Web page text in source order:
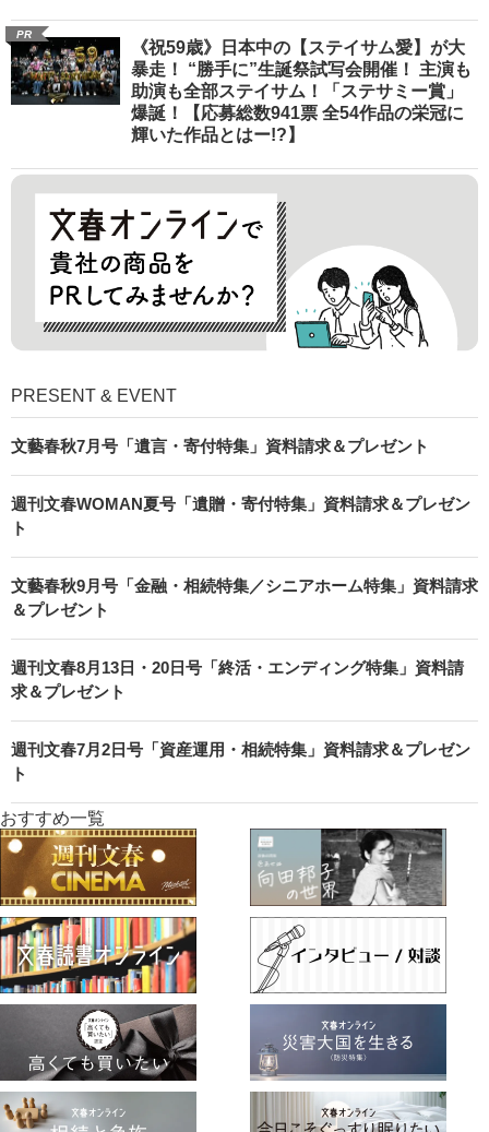
PR
《祝59歳》日本中の【ステイサム愛】が大
暴走！ “勝手に”生誕祭試写会開催！ 主演も
助演も全部ステイサム！「ステサミー賞」
爆誕！【応募総数941票 全54作品の栄冠に
輝いた作品とはー!?】
PRESENT & EVENT
文藝春秋7月号「遺言・寄付特集」資料請求＆プレゼント
週刊文春WOMAN夏号「遺贈・寄付特集」資料請求＆プレゼン
ト
文藝春秋9月号「金融・相続特集／シニアホーム特集」資料請求
＆プレゼント
週刊文春8月13日・20日号「終活・エンディング特集」資料請
求＆プレゼント
週刊文春7月2日号「資産運用・相続特集」資料請求＆プレゼン
ト
おすすめ一覧